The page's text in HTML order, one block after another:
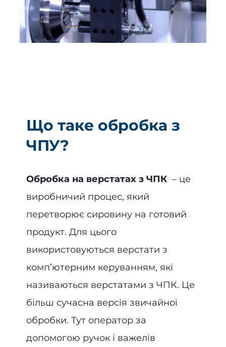
Що таке обробка з
ЧПУ?
Обробка на верстатах з ЧПК – це
виробничий процес, який
перетворює сировину на готовий
продукт. Для цього
використовуються верстати з
комп’ютерним керуванням, які
називаються верстатами з ЧПК. Це
більш сучасна версія звичайної
обробки. Тут оператор за
допомогою ручок і важелів